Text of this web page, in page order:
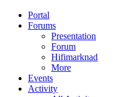
Portal
Forums
Presentation
Forum
Hifimarknad
More
Events
Activity